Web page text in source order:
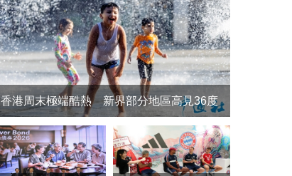
香港周末極端酷熱 新界部分地區高見36度